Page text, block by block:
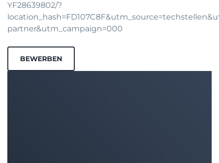
YF28639802/?
partner&utm_campaign=000
BEWERBEN